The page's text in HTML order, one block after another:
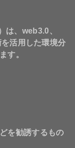
は、web3.0、
活用した環境分
す。
を勧誘するもの